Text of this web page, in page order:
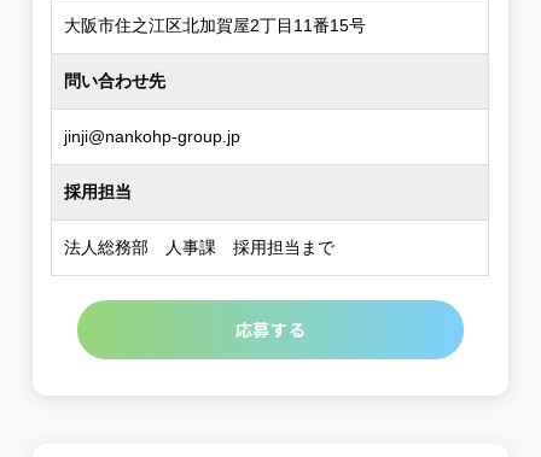
大阪市住之江区北加賀屋2丁目11番15号
問い合わせ先
jinji@nankohp-group.jp
採用担当
法人総務部 人事課 採用担当まで
応募する